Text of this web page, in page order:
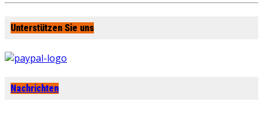
Unterstützen Sie uns
Nachrichten